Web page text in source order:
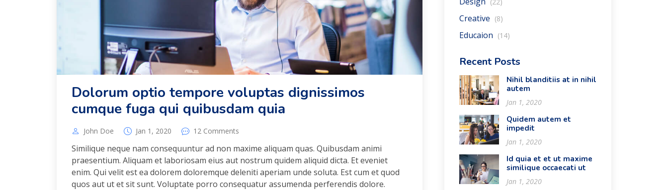
Dolorum optio tempore voluptas dignissimos
cumque fuga qui quibusdam quia
John Doe Jan 1, 2020 12 Comments
Similique neque nam consequuntur ad non maxime aliquam quas. Quibusdam animi
praesentium. Aliquam et laboriosam eius aut nostrum quidem aliquid dicta. Et eveniet
enim. Qui velit est ea dolorem doloremque deleniti aperiam unde soluta. Est cum et quod
quos aut ut et sit sunt. Voluptate porro consequatur assumenda perferendis dolore.
Creative (8)
Educaion (14)
Recent Posts
Nihil blanditiis at in nihil
autem
Jan 1, 2020
Quidem autem et
impedit
Jan 1, 2020
Id quia et et ut maxime
similique occaecati ut
Jan 1, 2020